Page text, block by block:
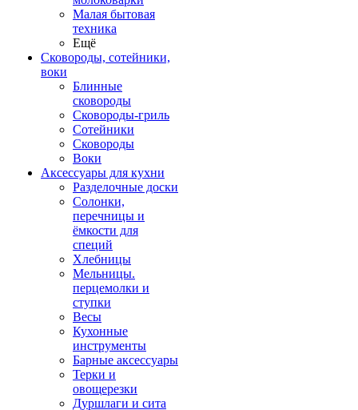
Малая бытовая
техника
Ещё
Сковороды, сотейники,
воки
Блинные
сковороды
Сковороды-гриль
Сотейники
Сковороды
Воки
Аксессуары для кухни
Разделочные доски
Солонки,
перечницы и
ёмкости для
специй
Хлебницы
Мельницы.
перцемолки и
ступки
Весы
Кухонные
инструменты
Барные аксессуары
Терки и
овощерезки
Дуршлаги и сита